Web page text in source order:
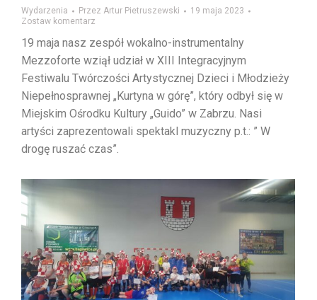
Wydarzenia Przez Artur Pietruszewski
19 maja 2023
Zostaw komentarz
19 maja nasz zespół wokalno-instrumentalny
Mezzoforte wziął udział w XIII Integracyjnym
Festiwalu Twórczości Artystycznej Dzieci i Młodzieży
Niepełnosprawnej „Kurtyna w górę”, który odbył się w
Miejskim Ośrodku Kultury „Guido” w Zabrzu. Nasi
artyści zaprezentowali spektakl muzyczny p.t.: ” W
drogę ruszać czas”.